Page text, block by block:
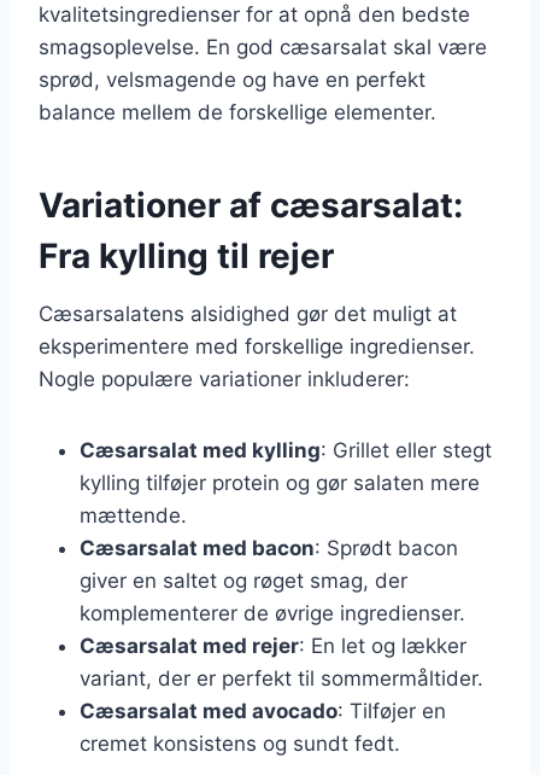
kvalitetsingredienser for at opnå den bedste
smagsoplevelse. En god cæsarsalat skal være
sprød, velsmagende og have en perfekt
balance mellem de forskellige elementer.
Variationer af cæsarsalat:
Fra kylling til rejer
Cæsarsalatens alsidighed gør det muligt at
eksperimentere med forskellige ingredienser.
Nogle populære variationer inkluderer:
Cæsarsalat med kylling: Grillet eller stegt
kylling tilføjer protein og gør salaten mere
mættende.
Cæsarsalat med bacon: Sprødt bacon
giver en saltet og røget smag, der
komplementerer de øvrige ingredienser.
Cæsarsalat med rejer: En let og lækker
variant, der er perfekt til sommermåltider.
Cæsarsalat med avocado: Tilføjer en
cremet konsistens og sundt fedt.